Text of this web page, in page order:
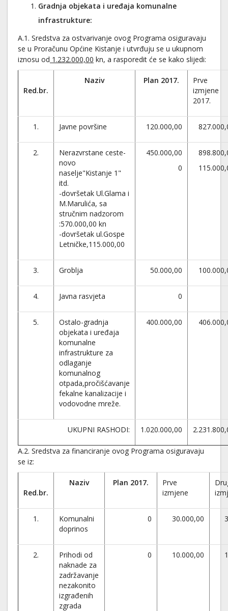
Gradnja objekata i uređaja komunalne
infrastrukture:
A.1. Sredstva za ostvarivanje ovog Programa osiguravaju
se u Proračunu Općine Kistanje i utvrđuju se u ukupnom
iznosu od 1.232.000,00 kn, a rasporedit će se kako slijedi:
Red.br.
Naziv Plan 2017.
Prve
izmjene
2017.
1. Javne površine 120.000,00
2.
Nerazvrstane ceste-
novo
naselje"Kistanje 1"
itd.
-dovršetak Ul.Glama i
M.Marulića, sa
stručnim nadzorom
:570.000,00 kn
-dovršetak ul.Gospe
Letničke,115.000,00
450.000,00
0
3. Groblja 50.000,00
4. Javna rasvjeta 0
5.
Ostalo-gradnja
objekata i uređaja
komunalne
infrastrukture za
odlaganje
komunalnog
otpada,pročišćavanje
fekalne kanalizacije i
vodovodne mreže.
400.000,00
UKUPNI RASHODI: 1.020.000,00
A.2. Sredstva za financiranje ovog Programa osiguravaju
se iz:
Red.br.
Naziv Plan 2017.
Prve
izmjene
1.
Komunalni
doprinos
0 30.000,00
2.
Prihodi od
naknade za
zadržavanje
nezakonito
izgrađenih
zgrada
0 10.000,00